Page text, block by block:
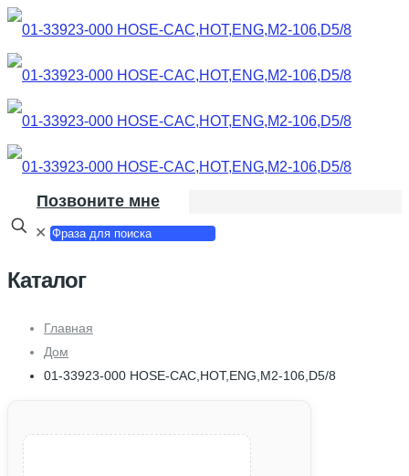
Позвоните мне
✕
Каталог
Главная
Дом
01-33923-000 HOSE-CAC,HOT,ENG,M2-106,D5/8